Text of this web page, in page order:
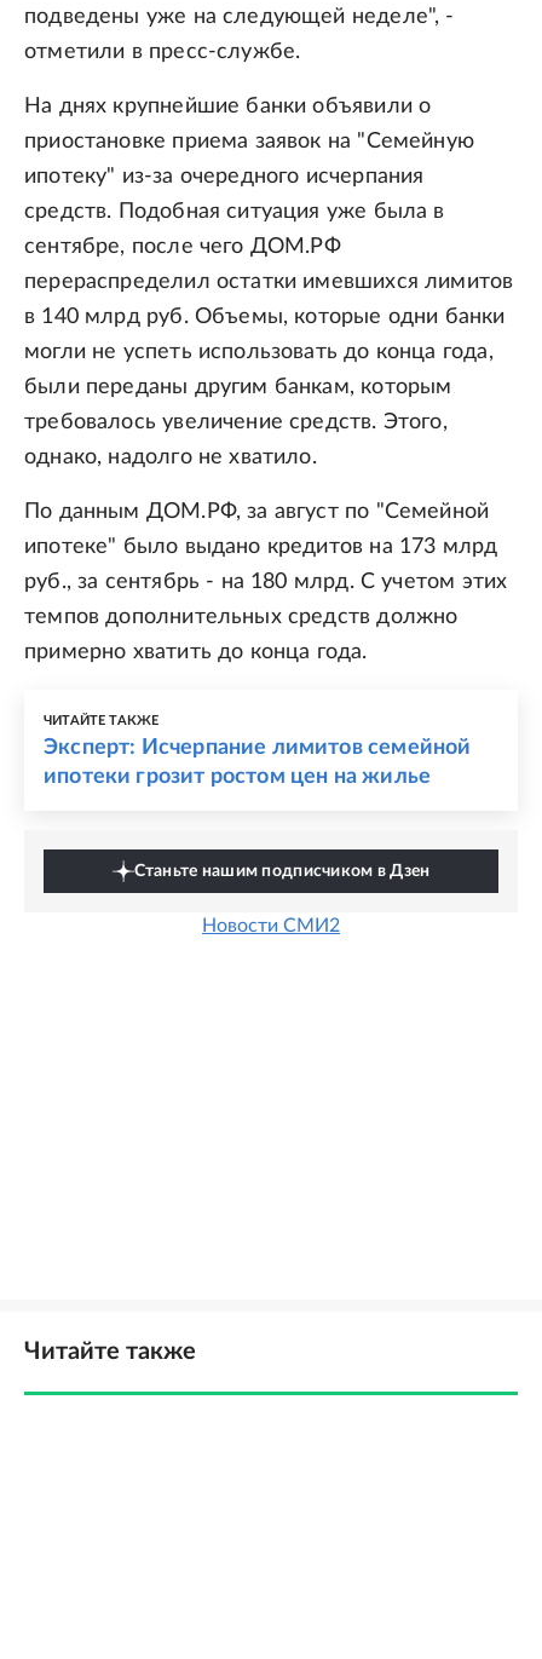
подведены уже на следующей неделе", -
отметили в пресс-службе.
На днях крупнейшие банки объявили о
приостановке приема заявок на "Семейную
ипотеку" из-за очередного исчерпания
средств. Подобная ситуация уже была в
сентябре, после чего ДОМ.РФ
перераспределил остатки имевшихся лимитов
в 140 млрд руб. Объемы, которые одни банки
могли не успеть использовать до конца года,
были переданы другим банкам, которым
требовалось увеличение средств. Этого,
однако, надолго не хватило.
По данным ДОМ.РФ, за август по "Семейной
ипотеке" было выдано кредитов на 173 млрд
руб., за сентябрь - на 180 млрд. С учетом этих
темпов дополнительных средств должно
примерно хватить до конца года.
ЧИТАЙТЕ ТАКЖЕ
Эксперт: Исчерпание лимитов семейной
ипотеки грозит ростом цен на жилье
Станьте нашим подписчиком в Дзен
Новости СМИ2
Читайте также